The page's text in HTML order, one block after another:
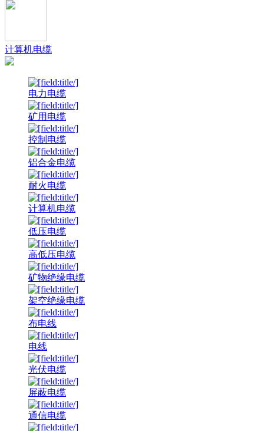
计算机电缆
电力电缆
矿用电缆
控制电缆
铝合金电缆
耐火电缆
计算机电缆
低压电缆
高低压电缆
矿物绝缘电缆
架空绝缘电缆
布电线
电线
光伏电缆
屏蔽电缆
通信电缆